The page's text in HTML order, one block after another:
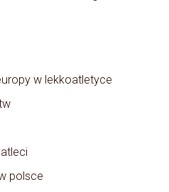
w lekkoatletyce
polsce